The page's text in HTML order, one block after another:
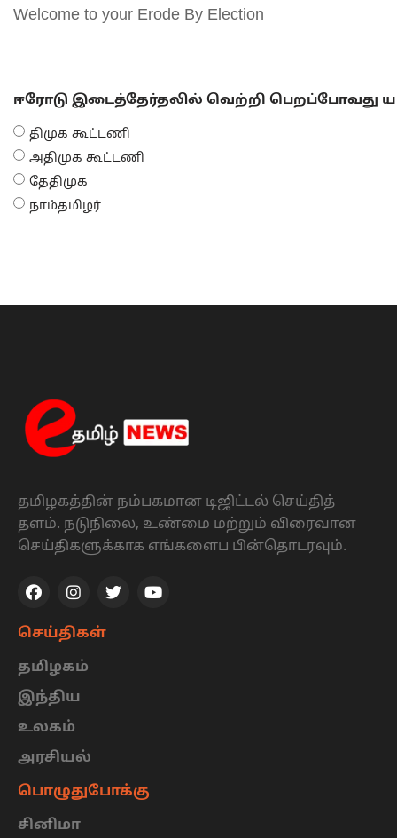
Welcome to your Erode By Election
ஈரோடு இடைத்தேர்தலில் வெற்றி பெறப்போவது
திமுக கூட்டணி
அதிமுக கூட்டணி
தேதிமுக
நாம்தமிழர்
தமிழகத்தின் நம்பகமான டிஜிட்டல் செய்தித்
தளம். நடுநிலை, உண்மை மற்றும் விரைவான
செய்திகளுக்காக எங்களைப பின்தொடரவும்.
செய்திகள்
தமிழகம்
இந்திய
உலகம்
அரசியல்
பொழுதுபோக்கு
சினிமா